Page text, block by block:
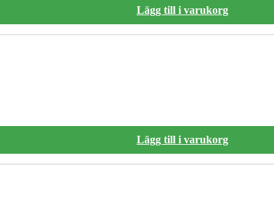
Lägg till i varukorg
Lägg till i varukorg